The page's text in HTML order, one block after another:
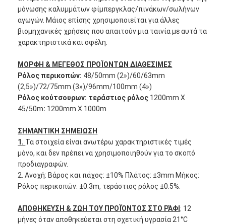
Γύρος εργοστασίων
Ποιοτικός έλεγχος
Συγκολλητική ταινία μόνωσης
Ανθεκτική στη θερμότητα ταινία μόνωσης
Κολλητική ταινία υφασμάτων γυαλιού
Κολλητική ταινία ταινιών Polyimide
Κολλητική ταινία φύλλων αλουμινίου αργιλίου
μόνωσης καλυμμάτων φίμπεργκλας/πινάκων/σωλήνων
αγωγών. Μάιος επίσης χρησιμοποιείται για άλλες
βιομηχανικές χρήσεις που απαιτούν μια ταινία με αυτά τα
χαρακτηριστικά και οφέλη.
ΜΟΡΦΗ & ΜΕΓΕΘΟΣ ΠΡΟΪΟΝΤΩΝ ΔΙΑΘΕΣΙΜΕΣ
Ρόλος περικοπών: 48/50mm (2»)/60/63mm
(2,5»)/72/75mm (3»)/96mm/100mm (4»)
Ρόλος κούτσουρων: τεράστιος ρόλος 1200mm X
45/50m: 1200mm X 1000m
ΣΗΜΑΝΤΙΚΗ ΣΗΜΕΙΩΣΗ
1. Τα στοιχεία είναι ανωτέρω χαρακτηριστικές τιμές
μόνο, και δεν πρέπει να χρησιμοποιηθούν για το σκοπό
προδιαγραφών.
2. Ανοχή: Βάρος και πάχος: ±10% Πλάτος: ±3mm Μήκος:
Ρόλος περικοπών: ±0.3m, τεράστιος ρόλος ±0.5%.
ΑΠΟΘΗΚΕΥΣΗ & ΖΩΗ ΤΟΥ ΠΡΟΪΌΝΤΟΣ ΣΤΟ ΡΆΦΙ : 12
μήνες όταν αποθηκεύεται στη σχετική υγρασία 21°C